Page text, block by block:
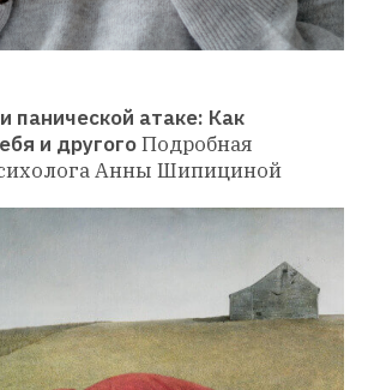
панической атаке: Как
и другогоПодробная
Анны Шипициной